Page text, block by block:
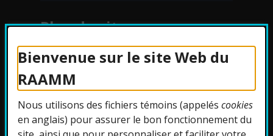
Bienvenue sur le site Web du
RAAMM
Nous utilisons des fichiers témoins (appeléscookies
en anglais) pour assurer le bon fonctionnement du
Plan du site
Protection des
renseignements
Accessibilité